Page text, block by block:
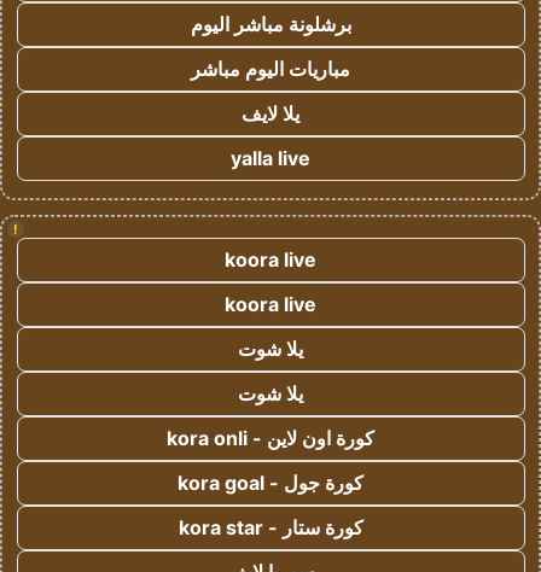
برشلونة مباشر اليوم
مباريات اليوم مباشر
يلا لايف
yalla live
!
koora live
koora live
يلا شوت
يلا شوت
كورة اون لاين - kora onli
كورة جول - kora goal
كورة ستار - kora star